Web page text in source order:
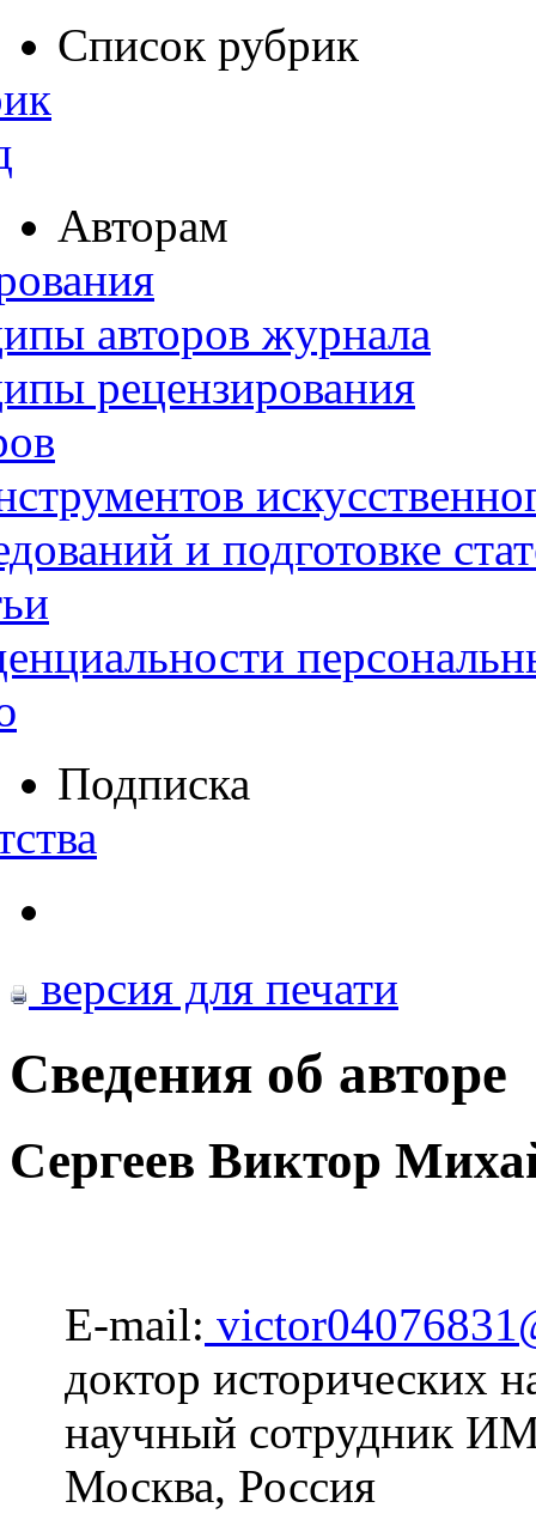
Список рубрик
Авторам
авторов журнала
рецензирования
и подготовке
Подписка
версия для печати
Сведения об авторе
Сергеев Виктор
E-mail:
доктор исторических
научный сотрудник
Москва, Россия